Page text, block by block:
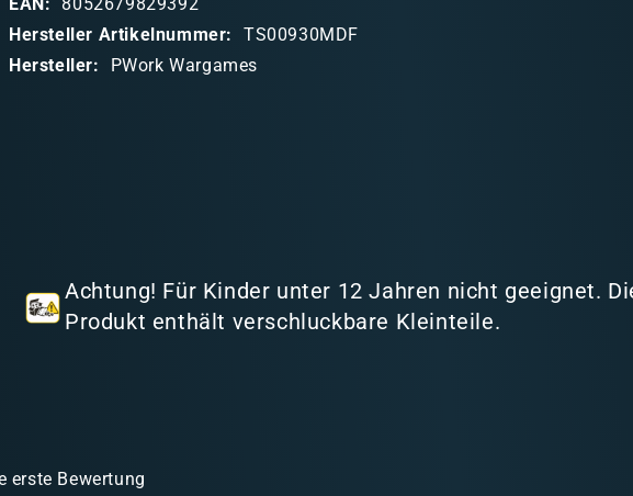
Hersteller Artikelnummer:
TS00930MDF
Hersteller:
PWork Wargames
Achtung! Für Kinder unter 12 Jahren nicht geeignet.
Produkt enthält verschluckbare Kleinteile.
erste Bewertung